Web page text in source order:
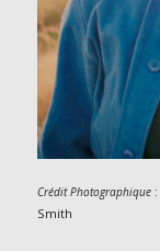
Crédit Photographique:
Smith